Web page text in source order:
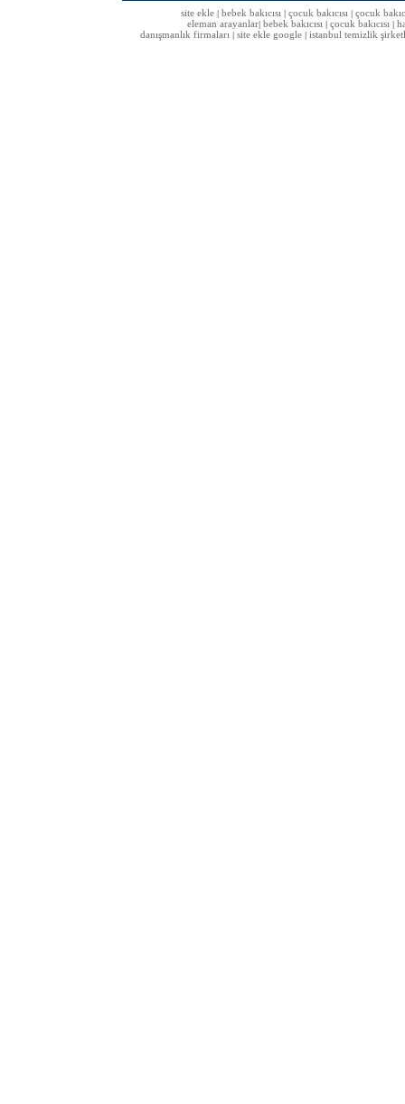
site ekle| bebek bakıcısı| çocuk bakıcısı| çocuk
eleman arayanlar bebek bakıcısı çocuk bakıcısı
danışmanlık firmaları
site ekle google istanbul temizlik